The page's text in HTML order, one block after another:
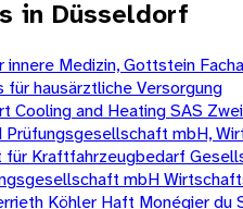
in Düsseldorf
innere Medizin, Gottstein
für hausärztliche Versorgung
Cooling and Heating SAS
Prüfungsgesellschaft mbH,
Kraftfahrzeugbedarf
mbH
Köhler Haft Monégier